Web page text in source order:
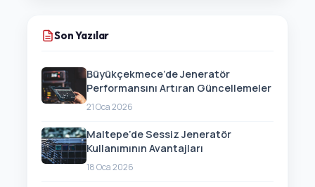
Son Yazılar
Büyükçekmece’de Jeneratör
Performansını Artıran Güncellemeler
21 Oca 2026
Maltepe’de Sessiz Jeneratör
Kullanımının Avantajları
18 Oca 2026